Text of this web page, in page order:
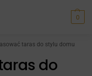
0
taras do stylu domu
do